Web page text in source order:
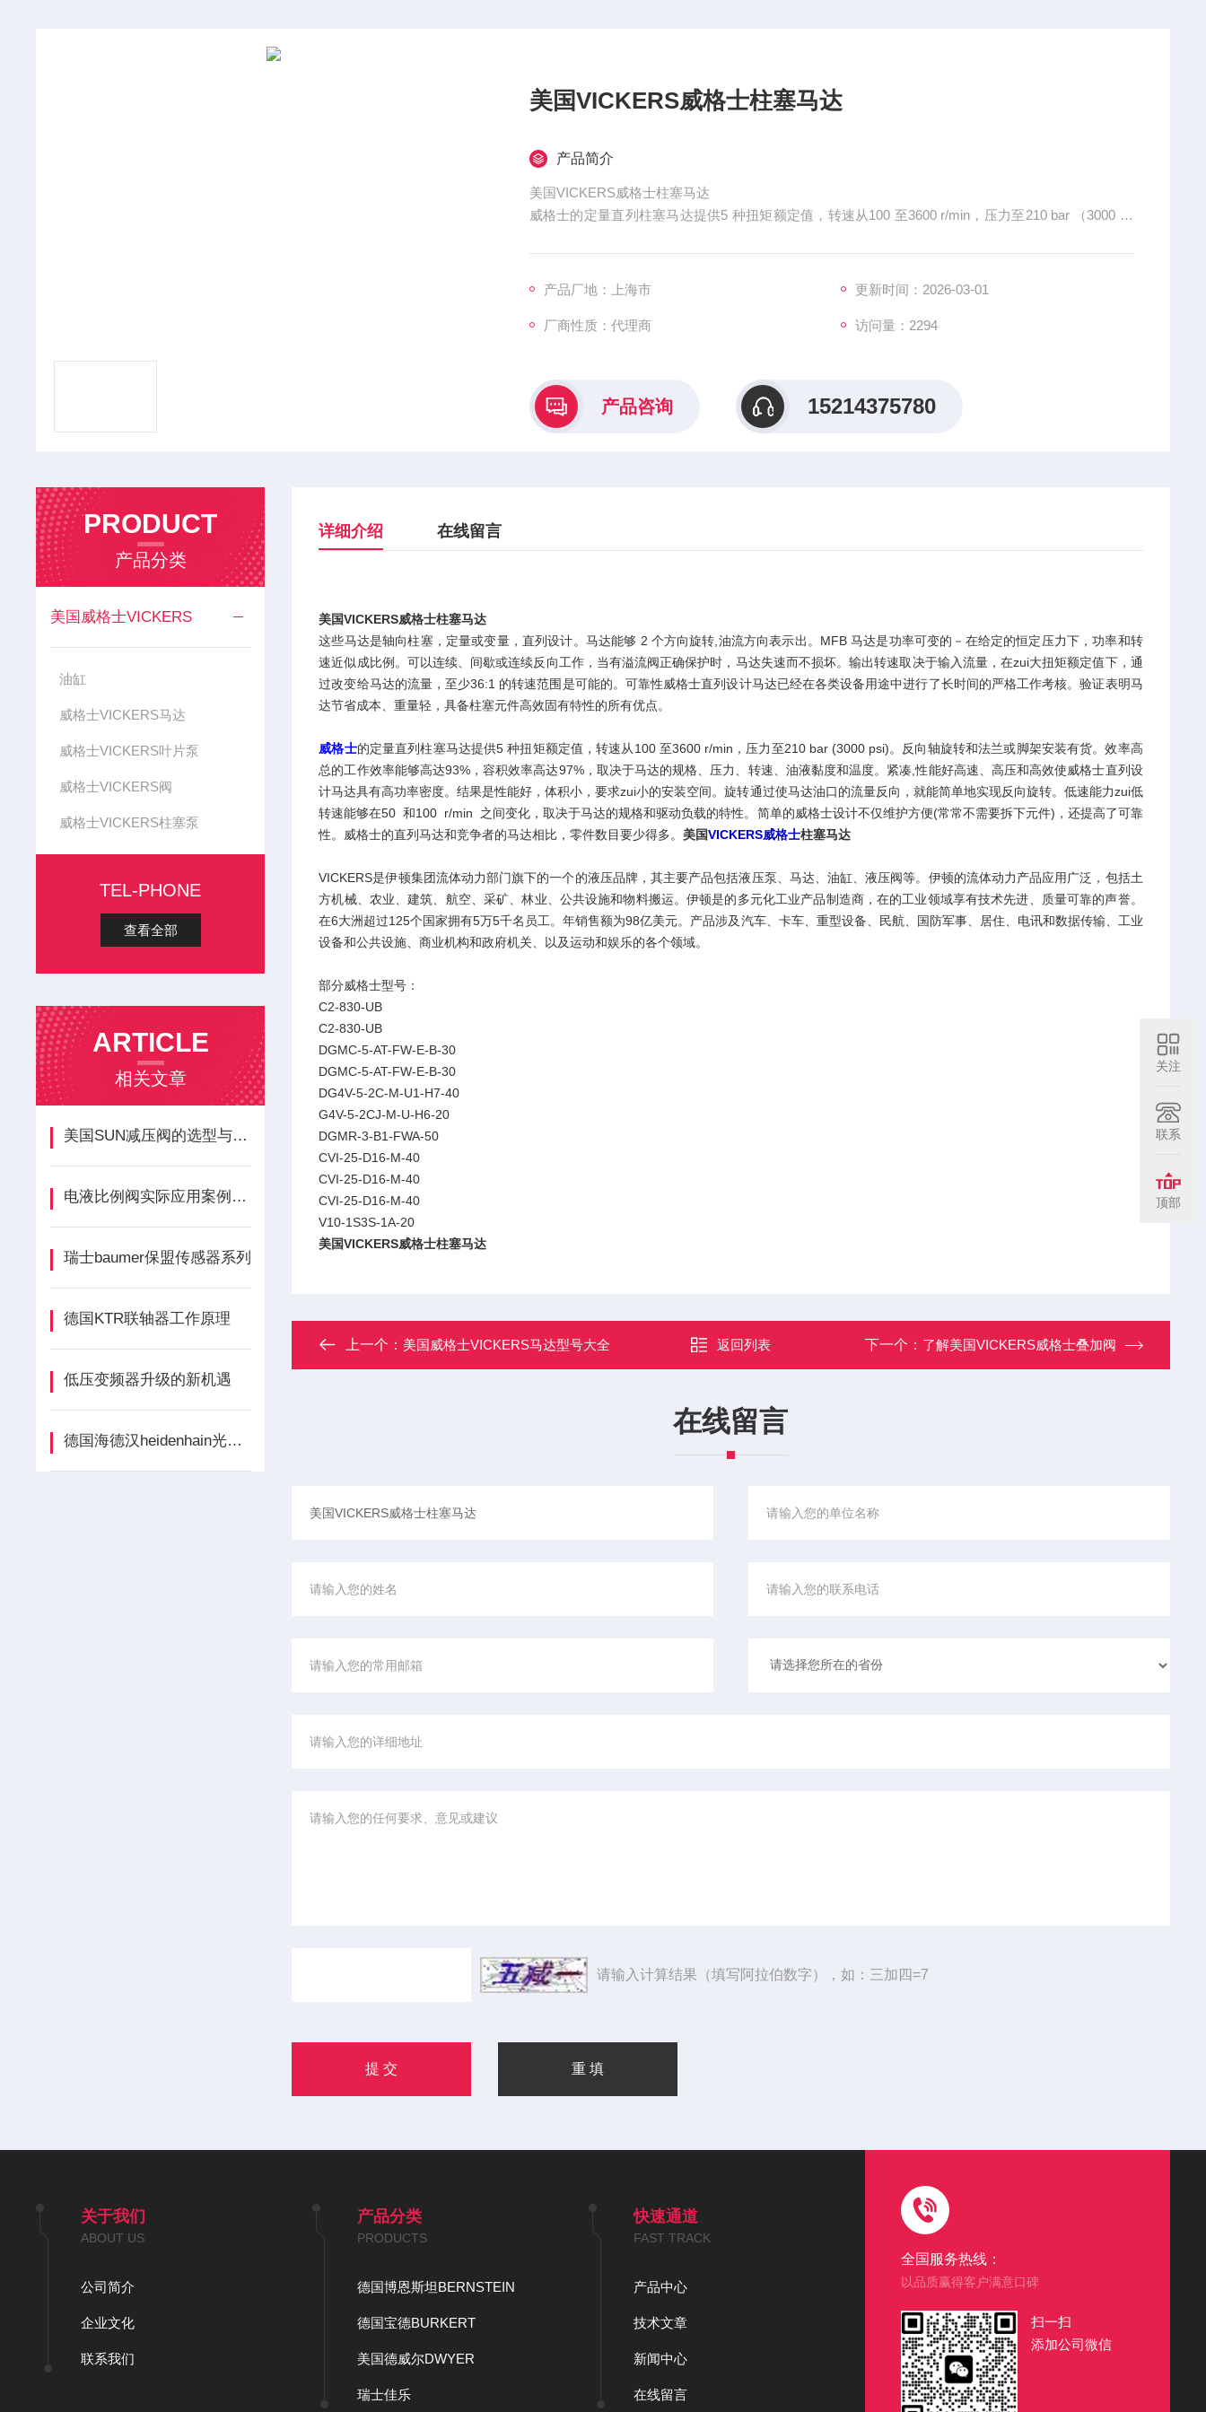
美国VICKERS威格士柱塞马达
产品简介
美国VICKERS威格士柱塞马达
威格士的定量直列柱塞马达提供5 种扭矩额定值，转速从100 至3600 r/min，压力至210 bar （3000 ps
达具有高功率密度。结果是性能好，体积小，要求Z小的安装空间
产品厂地：上海市 更新时间：2026-03-01
厂商性质：代理商 访问量：2294
产品咨询 15214375780
PRODUCT
产品分类
美国威格士VICKERS
油缸
威格士VICKERS马达
威格士VICKERS叶片泵
威格士VICKERS阀
威格士VICKERS柱塞泵
TEL-PHONE
查看全部
ARTICLE
相关文章
美国SUN减压阀的选型与调试方法
电液比例阀实际应用案例分析
瑞士baumer保盟传感器系列
德国KTR联轴器工作原理
低压变频器升级的新机遇
德国海德汉heidenhain光栅尺合格证明
详细介绍 在线留言
美国VICKERS威格士柱塞马达
这些马达是轴向柱塞，定量或变量，直列设计。马达能够 2 个方向旋转,油流方向表示出。MFB 马达是功率可变的－在给定的恒定压力下，功率和转
速近似成比例。可以连续、间歇或连续反向工作，当有溢流阀正确保护时，马达失速而不损坏。输出转速取决于输入流量，在zui大扭矩额定值下，通
过改变给马达的流量，至少36:1 的转速范围是可能的。可靠性威格士直列设计马达已经在各类设备用途中进行了长时间的严格工作考核。验证表明马
达节省成本、重量轻，具备柱塞元件高效固有特性的所有优点。
威格士的定量直列柱塞马达提供5 种扭矩额定值，转速从100 至3600 r/min，压力至210 bar (3000 psi)。反向轴旋转和法兰或脚架安装有货。效率高
总的工作效率能够高达93%，容积效率高达97%，取决于马达的规格、压力、转速、油液黏度和温度。紧凑,性能好高速、高压和高效使威格士直列设
计马达具有高功率密度。结果是性能好，体积小，要求zui小的安装空间。旋转通过使马达油口的流量反向，就能简单地实现反向旋转。低速能力zui低
转速能够在50 和100 r/min 之间变化，取决于马达的规格和驱动负载的特性。简单的威格士设计不仅维护方便(常常不需要拆下元件)，还提高了可靠
性。威格士的直列马达和竞争者的马达相比，零件数目要少得多。美国VICKERS威格士柱塞马达
VICKERS是伊顿集团流体动力部门旗下的一个的液压品牌，其主要产品包括液压泵、马达、油缸、液压阀等。伊顿的流体动力产品应用广泛，包括土
方机械、农业、建筑、航空、采矿、林业、公共设施和物料搬运。伊顿是的多元化工业产品制造商，在的工业领域享有技术先进、质量可靠的声誉。
在6大洲超过125个国家拥有5万5千名员工。年销售额为98亿美元。产品涉及汽车、卡车、重型设备、民航、国防军事、居住、电讯和数据传输、工业
设备和公共设施、商业机构和政府机关、以及运动和娱乐的各个领域。
部分威格士型号：
C2-830-UB
C2-830-UB
DGMC-5-AT-FW-E-B-30
DGMC-5-AT-FW-E-B-30
DG4V-5-2C-M-U1-H7-40
G4V-5-2CJ-M-U-H6-20
DGMR-3-B1-FWA-50
CVI-25-D16-M-40
CVI-25-D16-M-40
CVI-25-D16-M-40
V10-1S3S-1A-20
美国VICKERS威格士柱塞马达
上一个： 美国威格士VICKERS马达型号大全 返回列表 下一个： 了解美国VICKERS威格士叠加阀
在线留言
请输入计算结果（填写阿拉伯数字），如：三加四=7
全国服务热线：
以品质赢得客户满意口碑
扫一扫
添加公司微信
关于我们
ABOUT US
公司简介
企业文化
联系我们
产品分类
PRODUCTS
德国博恩斯坦BERNSTEIN
德国宝德BURKERT
美国德威尔DWYER
瑞士佳乐
快速通道
FAST TRACK
产品中心
技术文章
新闻中心
在线留言
关注
联系
顶部